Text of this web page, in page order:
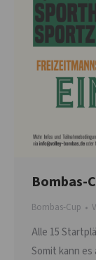
Bombas-
Bombas-Cup
Alle 15
Somit kann